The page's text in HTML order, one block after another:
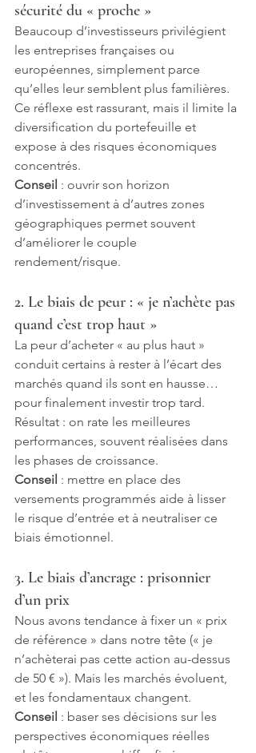
sécurité du « proche »
Beaucoup d’investisseurs privilégient
les entreprises françaises ou
européennes, simplement parce
qu’elles leur semblent plus familières.
Ce réflexe est rassurant, mais il limite la
diversification du portefeuille et
expose à des risques économiques
concentrés.
Conseil : ouvrir son horizon
d’investissement à d’autres zones
géographiques permet souvent
d’améliorer le couple
rendement/risque.
2. Le biais de peur : « je n’achète pas
quand c’est trop haut »
La peur d’acheter « au plus haut »
conduit certains à rester à l’écart des
marchés quand ils sont en hausse…
pour finalement investir trop tard.
Résultat : on rate les meilleures
performances, souvent réalisées dans
les phases de croissance.
Conseil : mettre en place des
versements programmés aide à lisser
le risque d’entrée et à neutraliser ce
biais émotionnel.
3. Le biais d’ancrage : prisonnier
d’un prix
Nous avons tendance à fixer un « prix
de référence » dans notre tête (« je
n’achèterai pas cette action au-dessus
de 50 € »). Mais les marchés évoluent,
et les fondamentaux changent.
Conseil : baser ses décisions sur les
perspectives économiques réelles